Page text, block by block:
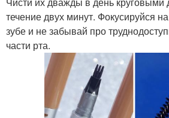
течение двух минут. Фокусируйся
зубе и не забывай про
части рта.